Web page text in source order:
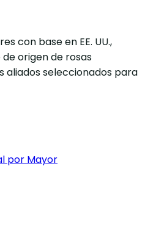
con base en EE. UU.,
origen de rosas
aliados seleccionados para
por Mayor